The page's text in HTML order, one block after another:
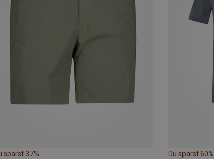
sparst 37% Du sparst 60%